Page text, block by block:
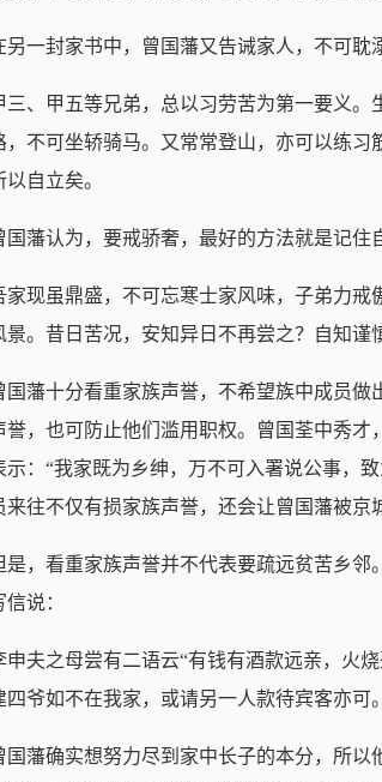
另一封家书中，曾国藩又告诫家人，不可耽
三、甲五等兄弟，总以习劳苦为第一要义
，不可坐轿骑马。又常常登山，亦可以练
自立矣。
国藩认为，要戒骄奢，最好的方法就是记住
家现虽鼎盛，不可忘寒士家风味，子弟力
景。昔日苦况，安知异日不再尝之？自知谨
国藩十分看重家族声誉，不希望族中成员
誉，也可防止他们滥用职权。曾国荃中秀才
示：“我家既为乡绅，万不可入署说公事，
来往不仅有损家族声誉，还会让曾国藩被京
是，看重家族声誉并不代表要疏远贫苦乡邻
说：
申夫之母尝有二语云“有钱有酒款远亲，火
四爷如不在我家，或请另一人款待宾客亦可
国藩确实想努力尽到家中长子的本分，所